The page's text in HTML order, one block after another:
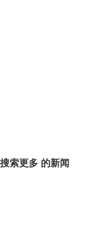
搜索更多 的新闻